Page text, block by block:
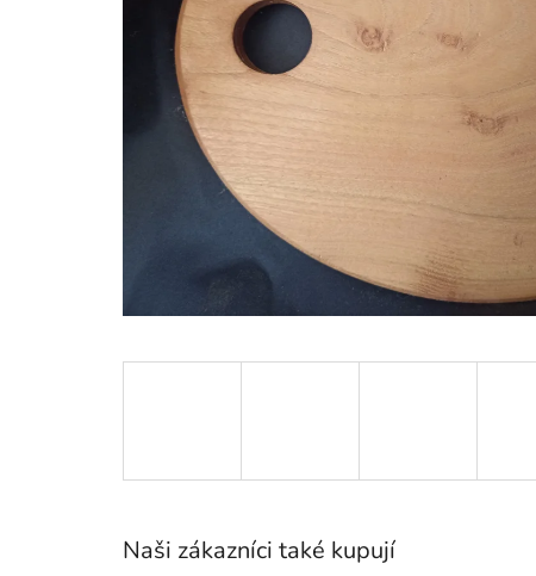
Naši zákazníci také kupují